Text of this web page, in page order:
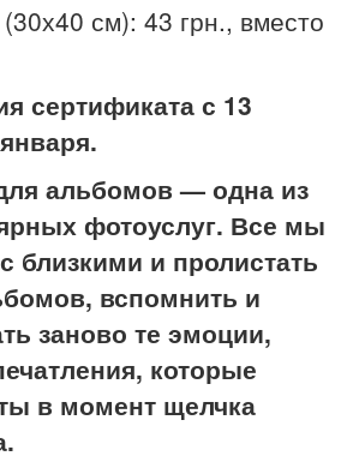
см): 43 грн., вместо
сертификата с 13
альбомов — одна из
фотоуслуг. Все мы
близкими и пролистать
вспомнить и
заново те эмоции,
которые
в момент щелчка